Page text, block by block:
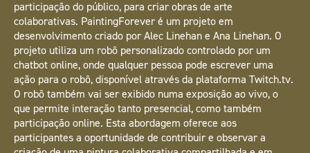
participação do público, para criar obras de arte
colaborativas. PaintingForever é um projeto em
desenvolvimento criado por Alec Linehan e Ana Linehan. O
projeto utiliza um robô personalizado controlado por um
chatbot online, onde qualquer pessoa pode escrever uma
ação para o robô, disponível através da plataforma Twitch.tv.
O robô também vai ser exibido numa exposição ao vivo, o
que permite interação tanto presencial, como também
participação online. Esta abordagem oferece aos
participantes a oportunidade de contribuir e observar a